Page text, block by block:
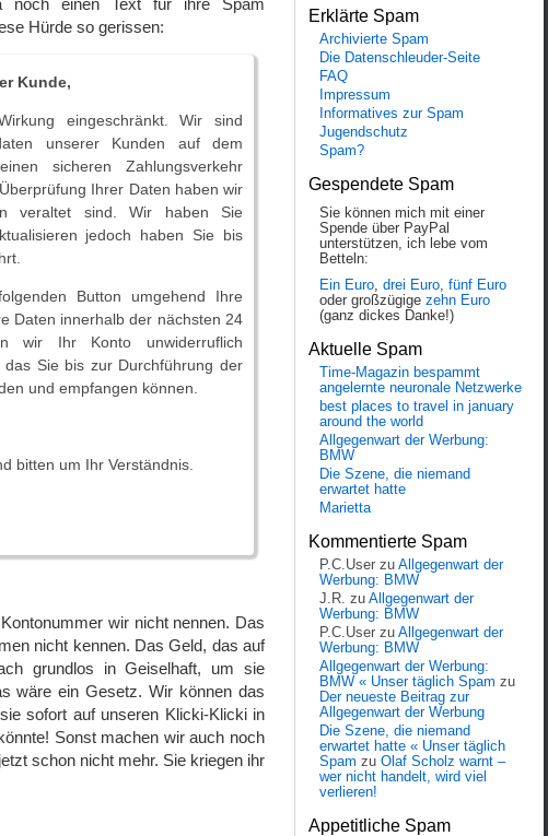
Hürde so gerissen:
Kunde,
eingeschränkt. Wir sind
unserer Kunden auf dem
sicheren Zahlungsverkehr
Ihrer Daten haben wir
veraltet sind. Wir haben Sie
jedoch haben Sie bis
Button umgehend Ihre
Daten innerhalb der nächsten 24
wir Ihr Konto unwiderruflich
Sie bis zur Durchführung der
und empfangen können.
bitten um Ihr Verständnis.
wir nicht nennen. Das
nicht kennen. Das Geld, das auf
grundlos in Geiselhaft, um sie
wäre ein Gesetz. Wir können das
sofort auf unseren Klicki-Klicki in
Sonst machen wir auch noch
schon nicht mehr. Sie kriegen ihr
Erklärte Spam
Archivierte Spam
Die Datenschleuder-Seite
FAQ
Impressum
Informatives zur Spam
Jugendschutz
Spam?
Gespendete Spam
Sie können mich mit einer
Spende über PayPal
unterstützen, ich lebe vom
Betteln:
Ein Euro, drei Euro, fünf Euro
oder großzügige zehn Euro
(ganz dickes Danke!)
Aktuelle Spam
Time-Magazin bespammt
angelernte neuronale Netzwerke
best places to travel in january
around the world
Allgegenwart der Werbung:
BMW
Die Szene, die niemand
erwartet hatte
Marietta
Kommentierte Spam
P.C.User zu Allgegenwart der
Werbung: BMW
J.R. zu Allgegenwart der
Werbung: BMW
P.C.User zu Allgegenwart der
Werbung: BMW
Allgegenwart der Werbung:
BMW « Unser täglich Spam zu
Der neueste Beitrag zur
Allgegenwart der Werbung
Die Szene, die niemand
erwartet hatte « Unser täglich
Spam zu Olaf Scholz warnt –
wer nicht handelt, wird viel
verlieren!
Appetitliche Spam